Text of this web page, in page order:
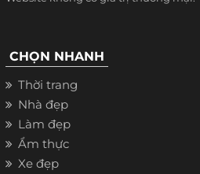
CHỌN NHANH
Thời trang
Nhà đẹp
Làm đẹp
Ẩm thực
Xe đẹp